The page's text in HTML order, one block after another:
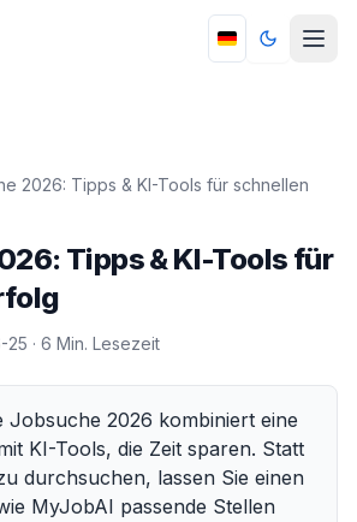
Toggle
2026: Tipps & KI-Tools für schnellen
Tipps & KI-Tools für
25 · 6 Min. Lesezeit
Jobsuche 2026 kombiniert eine
KI-Tools, die Zeit sparen. Statt
durchsuchen, lassen Sie einen
MyJobAI passende Stellen